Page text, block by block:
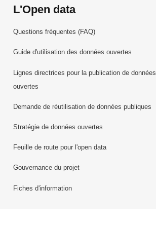
L'Open data
Questions fréquentes (FAQ)
Guide d'utilisation des données ouvertes
Lignes directrices pour la publication de données
ouvertes
Demande de réutilisation de données publiques
Stratégie de données ouvertes
Feuille de route pour l'open data
Gouvernance du projet
Fiches d'information